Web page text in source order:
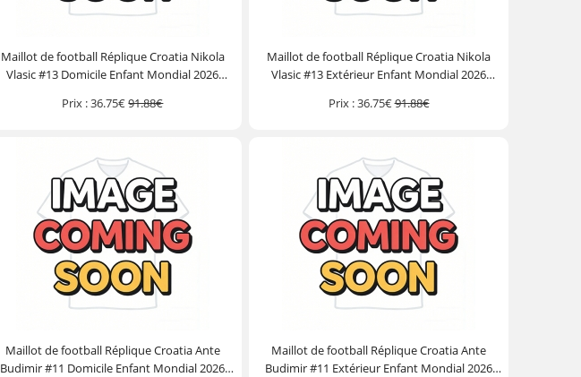
Maillot de football Réplique Croatia Nikola
Vlasic #13 Domicile Enfant Mondial 2026
Prix :36.75€91.88€
Maillot de football Réplique Croatia Nikola
Vlasic #13 Extérieur Enfant Mondial 2026
Prix :36.75€91.88€
Maillot de football Réplique Croatia Ante
Budimir #11 Domicile Enfant Mondial 2026
Maillot de football Réplique Croatia Ante
Budimir #11 Extérieur Enfant Mondial 2026